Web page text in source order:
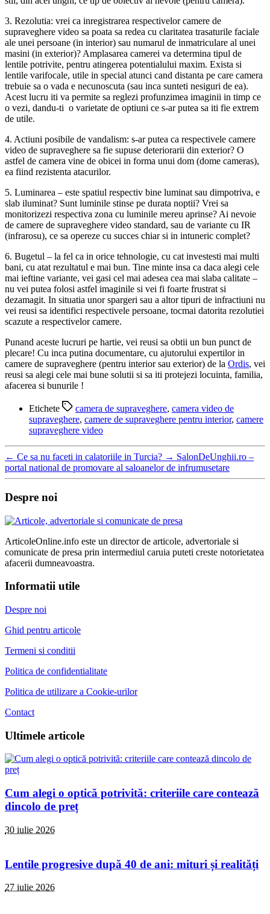
3. Rezolutia: vrei ca inregistrarea respectivelor camere de
supraveghere video sa poata sa redea cu claritatea trasaturile faciale
ale unei persoane (in interior) sau numarul de inmatriculare al unei
masini (in exterior)? Amplasarea camerei va determina tipul de
lentile potrivite, pentru atingerea potentialului maxim. Exista si
lentile varifocale, utile in special atunci cand distanta pe care camera
trebuie sa o vada e necunoscuta (sau inca sunteti nesiguri de ea).
Acest lucru iti va permite sa reglezi profunzimea imaginii in timp ce
o vezi, dandu-ti o varietate de optiuni ce s-ar putea sa iti fie extrem
de utile.
4. Actiuni posibile de vandalism: s-ar putea ca respectivele camere
video de supraveghere sa fie supuse deteriorarii din exterior? O
astfel de camera vine de obicei in forma unui dom (dome cameras),
ea fiind rezistenta atacurilor.
5. Luminarea – este spatiul respectiv bine luminat sau dimpotriva, e
slab iluminat? Sunt luminile stinse pe durata noptii? Vrei sa
monitorizezi respectiva zona cu luminile mereu aprinse? Ai nevoie
de camere de supraveghere video standard, sau de variante cu IR
(infrarosu), ce sa opereze cu succes chiar si in intuneric complet?
6. Bugetul – la fel ca in orice tehnologie, cu cat investesti mai multi
bani, cu atat rezultatul e mai bun. Tine minte insa ca daca alegi cele
mai ieftine variante, vei gasi cel mai adesea cea mai slaba calitate –
nu vei putea folosi astfel imaginile si vei fi foarte frustrat si
dezamagit. In situatia unor spargeri sau a altor tipuri de infractiuni nu
vei reusi sa identifici respectivele persoane, tocmai datorita rezolutiei
scazute a respectivelor camere.
Punand aceste lucruri pe hartie, vei reusi sa obtii un bun punct de
plecare! Cu inca putina documentare, cu ajutorului expertilor in
camere de supraveghere (pentru interior sau exterior) de la Ordis, vei
reusi sa alegi cele mai bune solutii si sa iti protejezi locuinta, familia,
afacerea si bunurile !
Etichete camera de supraveghere, camera video de
supraveghere, camere de supraveghere pentru interior, camere
supraveghere video
← Ce sa nu faceti in calatoriile in Turcia? → SalonDeUnghii.ro –
portal national de promovare al saloanelor de infrumusetare
Despre noi
ArticoleOnline.info este un director de articole, advertoriale si
comunicate de presa prin intermediul caruia puteti creste notorietatea
afacerii dumneavoastra.
Informatii utile
Despre noi
Ghid pentru articole
Termeni si conditii
Politica de confidentialitate
Politica de utilizare a Cookie-urilor
Contact
Ultimele articole
Cum alegi o optică potrivită: criteriile care contează
dincolo de preț
30 iulie 2026
Lentile progresive după 40 de ani: mituri și realități
27 iulie 2026